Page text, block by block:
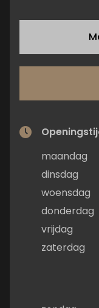
maandag
dinsdag
woensdag
donderdag
vrijdag
zaterdag